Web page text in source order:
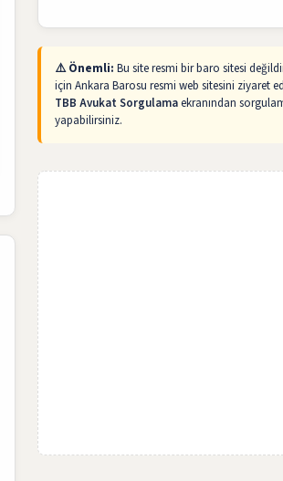
⚠️ Önemli: Bu site resmi bir baro sitesi
için Ankara Barosu resmi web sitesini ziyaret
TBB Avukat Sorgulamaekranından
yapabilirsiniz.